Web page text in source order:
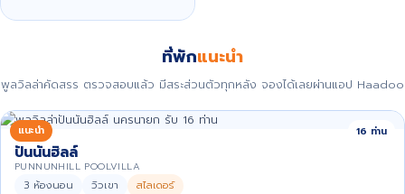
ที่พักแนะนำ
พูลวิลล่าคัดสรร ตรวจสอบแล้ว มีสระส่วนตัวทุกหลัง จองได้เลยผ่านแอป Haadoo
แนะนำ 16 ท่าน
ปันนันฮิลล์
PUNNUNHILL POOLVILLA
3 ห้องนอน วิวเขา สไลเดอร์